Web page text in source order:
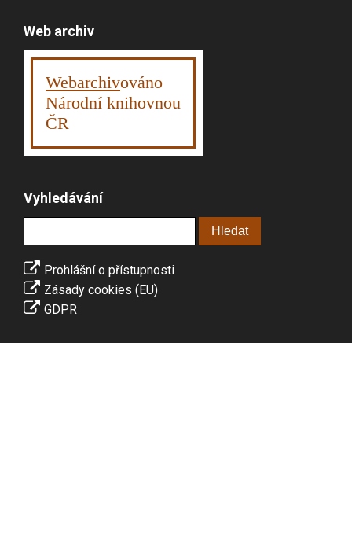
Web archiv
Webarchivováno
Národní knihovnou
ČR
Vyhledávání
Prohlášní o přístupnosti
Zásady cookies (EU)
GDPR